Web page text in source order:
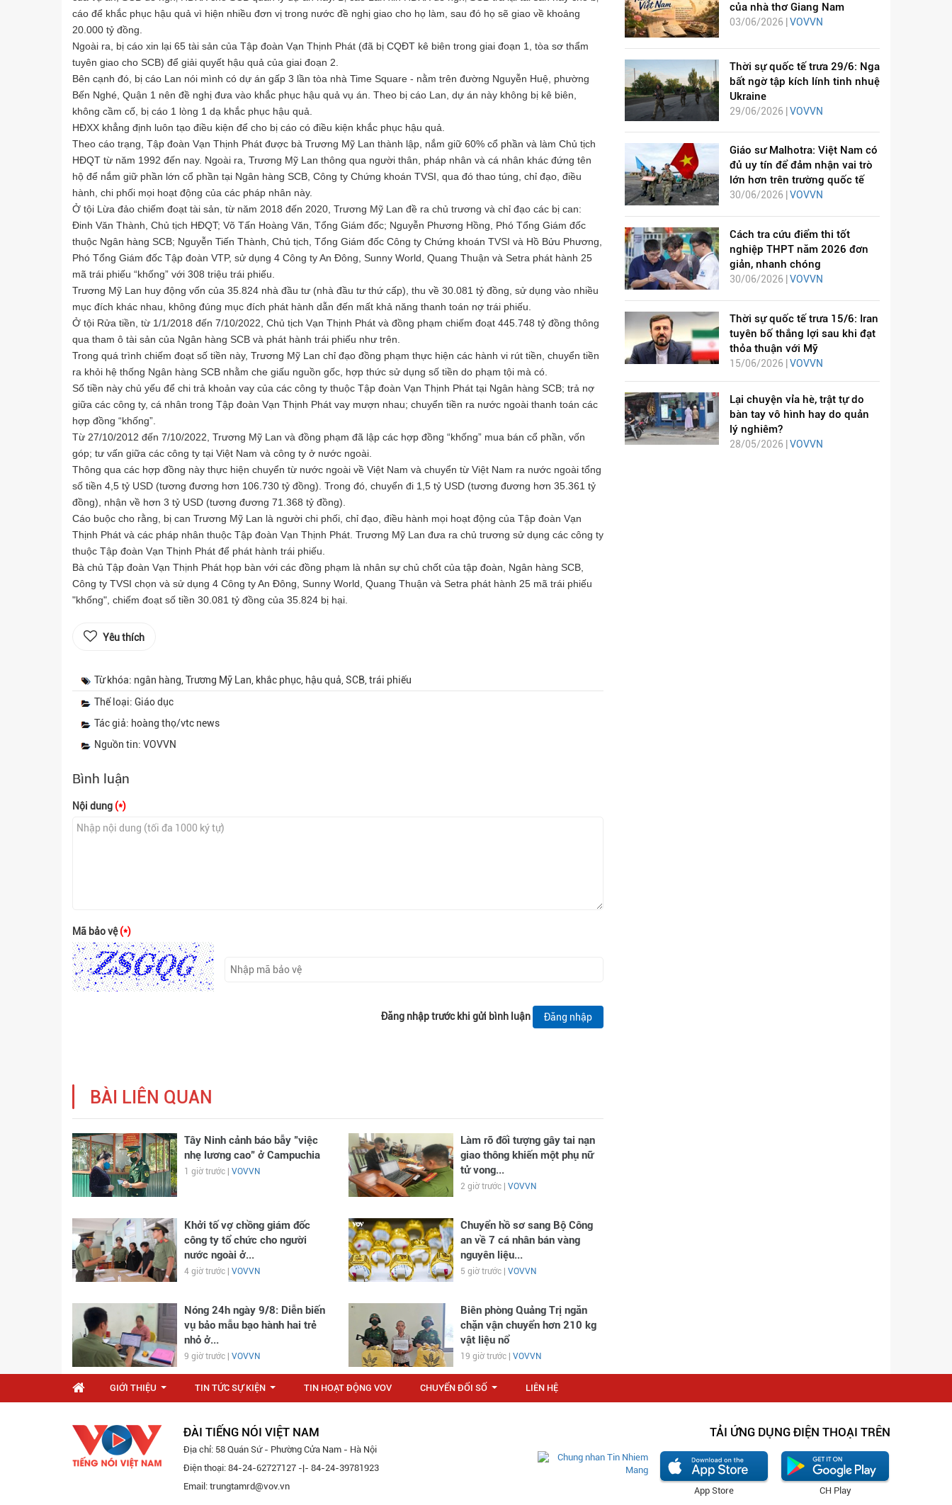
cáo để khắc phục hậu quả vì hiện nhiều đơn vị trong nước đề nghị giao cho họ làm, sau đó họ sẽ giao về khoảng
20.000 tỷ đồng.
Ngoài ra, bị cáo xin lại 65 tài sản của Tập đoàn Vạn Thịnh Phát (đã bị CQĐT kê biên trong giai đoạn 1, tòa sơ thẩm
tuyên giao cho SCB) để giải quyết hậu quả của giai đoạn 2.
Bên cạnh đó, bị cáo Lan nói mình có dự án gấp 3 lần tòa nhà Time Square - nằm trên đường Nguyễn Huệ, phường
Bến Nghé, Quận 1 nên đề nghị đưa vào khắc phục hậu quả vụ án. Theo bị cáo Lan, dự án này không bị kê biên,
không cầm cố, bị cáo 1 lòng 1 dạ khắc phục hậu quả.
HĐXX khẳng định luôn tạo điều kiện để cho bị cáo có điều kiện khắc phục hậu quả.
Theo cáo trạng, Tập đoàn Vạn Thịnh Phát được bà Trương Mỹ Lan thành lập, nắm giữ 60% cổ phần và làm Chủ tịch
HĐQT từ năm 1992 đến nay. Ngoài ra, Trương Mỹ Lan thông qua người thân, pháp nhân và cá nhân khác đứng tên
hộ để nắm giữ phần lớn cổ phần tại Ngân hàng SCB, Công ty Chứng khoán TVSI, qua đó thao túng, chỉ đạo, điều
hành, chi phối mọi hoạt động của các pháp nhân này.
Ở tội Lừa đảo chiếm đoạt tài sản, từ năm 2018 đến 2020, Trương Mỹ Lan đề ra chủ trương và chỉ đạo các bị can:
Đinh Văn Thành, Chủ tịch HĐQT; Võ Tấn Hoàng Văn, Tổng Giám đốc; Nguyễn Phương Hồng, Phó Tổng Giám đốc
thuộc Ngân hàng SCB; Nguyễn Tiến Thành, Chủ tịch, Tổng Giám đốc Công ty Chứng khoán TVSI và Hồ Bửu Phương,
Phó Tổng Giám đốc Tập đoàn VTP, sử dụng 4 Công ty An Đông, Sunny World, Quang Thuận và Setra phát hành 25
mã trái phiếu “khống” với 308 triệu trái phiếu.
Trương Mỹ Lan huy động vốn của 35.824 nhà đầu tư (nhà đầu tư thứ cấp), thu về 30.081 tỷ đồng, sử dụng vào nhiều
mục đích khác nhau, không đúng mục đích phát hành dẫn đến mất khả năng thanh toán nợ trái phiếu.
Ở tội Rửa tiền, từ 1/1/2018 đến 7/10/2022, Chủ tịch Vạn Thịnh Phát và đồng phạm chiếm đoạt 445.748 tỷ đồng thông
qua tham ô tài sản của Ngân hàng SCB và phát hành trái phiếu như trên.
Trong quá trình chiếm đoạt số tiền này, Trương Mỹ Lan chỉ đạo đồng phạm thực hiện các hành vi rút tiền, chuyển tiền
ra khỏi hệ thống Ngân hàng SCB nhằm che giấu nguồn gốc, hợp thức sử dụng số tiền do phạm tội mà có.
Số tiền này chủ yếu để chi trả khoản vay của các công ty thuộc Tập đoàn Vạn Thịnh Phát tại Ngân hàng SCB; trả nợ
giữa các công ty, cá nhân trong Tập đoàn Vạn Thịnh Phát vay mượn nhau; chuyển tiền ra nước ngoài thanh toán các
hợp đồng “khống”.
Từ 27/10/2012 đến 7/10/2022, Trương Mỹ Lan và đồng phạm đã lập các hợp đồng “khống” mua bán cổ phần, vốn
góp; tư vấn giữa các công ty tại Việt Nam và công ty ở nước ngoài.
Thông qua các hợp đồng này thực hiện chuyển từ nước ngoài về Việt Nam và chuyển từ Việt Nam ra nước ngoài tổng
số tiền 4,5 tỷ USD (tương đương hơn 106.730 tỷ đồng). Trong đó, chuyển đi 1,5 tỷ USD (tương đương hơn 35.361 tỷ
đồng), nhận về hơn 3 tỷ USD (tương đương 71.368 tỷ đồng).
Cáo buộc cho rằng, bị can Trương Mỹ Lan là người chi phối, chỉ đạo, điều hành mọi hoạt động của Tập đoàn Vạn
Thịnh Phát và các pháp nhân thuộc Tập đoàn Vạn Thịnh Phát. Trương Mỹ Lan đưa ra chủ trương sử dụng các công ty
thuộc Tập đoàn Vạn Thịnh Phát để phát hành trái phiếu.
Bà chủ Tập đoàn Vạn Thịnh Phát họp bàn với các đồng phạm là nhân sự chủ chốt của tập đoàn, Ngân hàng SCB,
Công ty TVSI chọn và sử dụng 4 Công ty An Đông, Sunny World, Quang Thuận và Setra phát hành 25 mã trái phiếu
"khống", chiếm đoạt số tiền 30.081 tỷ đồng của 35.824 bị hại.
Yêu thích
Từ khóa: ngân hàng, Trương Mỹ Lan, khắc phục, hậu quả, SCB, trái phiếu
Thể loại: Giáo dục
Tác giả: hoàng thọ/vtc news
Nguồn tin: VOVVN
Bình luận
Nội dung (*)
Mã bảo vệ(*)
Đăng nhập trước khi gửi bình luận Đăng nhập
BÀI LIÊN QUAN
Tây Ninh cảnh báo bẫy "việc
nhẹ lương cao" ở Campuchia
1 giờ trước | VOVVN
Làm rõ đối tượng gây tai nạn
giao thông khiến một phụ nữ
tử vong...
2 giờ trước | VOVVN
Khởi tố vợ chồng giám đốc
công ty tổ chức cho người
nước ngoài ở...
4 giờ trước | VOVVN
Chuyển hồ sơ sang Bộ Công
an về 7 cá nhân bán vàng
nguyên liệu...
5 giờ trước | VOVVN
Nóng 24h ngày 9/8: Diễn biến
vụ bảo mẫu bạo hành hai trẻ
nhỏ ở...
9 giờ trước | VOVVN
Biên phòng Quảng Trị ngăn
chặn vận chuyển hơn 210 kg
vật liệu nổ
19 giờ trước | VOVVN
của nhà thơ Giang Nam
03/06/2026 | VOVVN
Thời sự quốc tế trưa 29/6: Nga
bất ngờ tập kích lính tinh nhuệ
Ukraine
29/06/2026 | VOVVN
Giáo sư Malhotra: Việt Nam có
đủ uy tín để đảm nhận vai trò
lớn hơn trên trường quốc tế
30/06/2026 | VOVVN
Cách tra cứu điểm thi tốt
nghiệp THPT năm 2026 đơn
giản, nhanh chóng
30/06/2026 | VOVVN
Thời sự quốc tế trưa 15/6: Iran
tuyên bố thắng lợi sau khi đạt
thỏa thuận với Mỹ
15/06/2026 | VOVVN
Lại chuyện vỉa hè, trật tự do
bàn tay vô hình hay do quản
lý nghiêm?
28/05/2026 | VOVVN
GIỚI THIỆU TIN TỨC SỰ KIỆN TIN HOẠT ĐỘNG VOV CHUYỂN ĐỔI SỐ LIÊN HỆ
ĐÀI TIẾNG NÓI VIỆT NAM
Địa chỉ: 58 Quán Sứ - Phường Cửa Nam - Hà Nội
Điện thoại: 84-24-62727127 -|- 84-24-39781923
Email: trungtamrd@vov.vn
TẢI ỨNG DỤNG ĐIỆN THOẠI TRÊN
CH Play
App Store